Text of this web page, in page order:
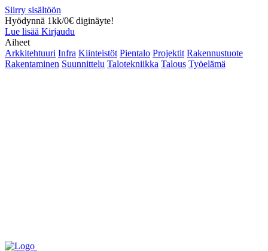
Siirry sisältöön
Hyödynnä 1kk/0€ diginäyte!
Lue lisää Kirjaudu
Aiheet
Arkkitehtuuri Infra Kiinteistöt Pientalo Projektit Rakennustuote
Rakentaminen Suunnittelu Talotekniikka Talous Työelämä